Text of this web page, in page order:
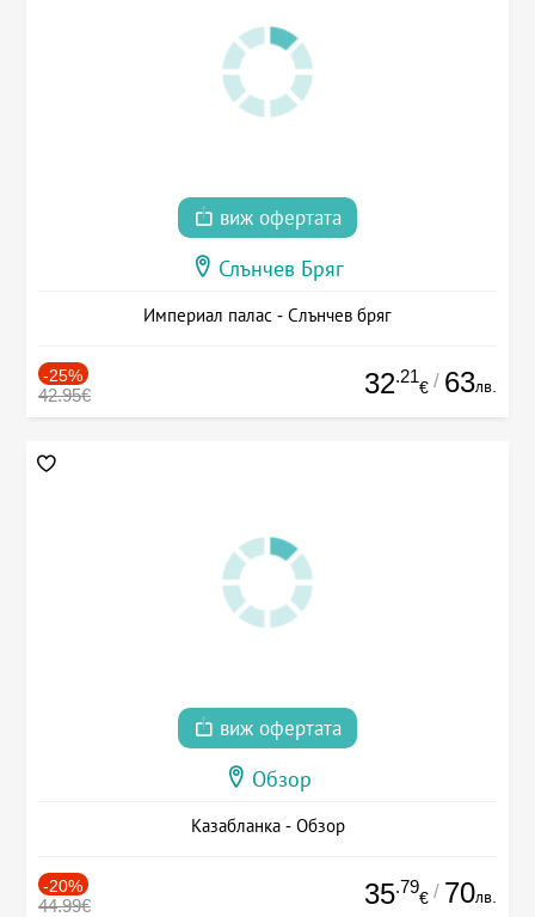
виж офертата
Слънчев Бряг
Империал палас - Слънчев бряг
-25%
42.95€ 32.21
€ / 63лв.
виж офертата
Обзор
Казабланка - Обзор
-20%
44.99€ 35.79
€ / 70лв.